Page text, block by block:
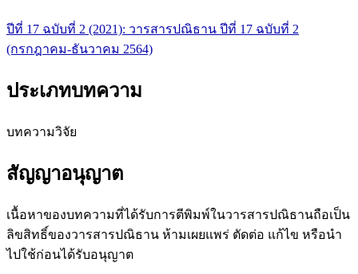
ปีที่ 17 ฉบับที่ 2 (2021): วารสารปณิธาน ปีที่ 17 ฉบับที่ 2
(กรกฎาคม-ธันวาคม 2564)
ประเภทบทความ
บทความวิจัย
สัญญาอนุญาต
เนื้อหาของบทความที่ได้รับการตีพิมพ์ในวารสารปณิธานถือเป็น
ลิขสิทธิ์ของวารสารปณิธาน ห้ามเผยแพร่ ตัดต่อ แก้ไข หรือนำ
ไปใช้ก่อนได้รับอนุญาต